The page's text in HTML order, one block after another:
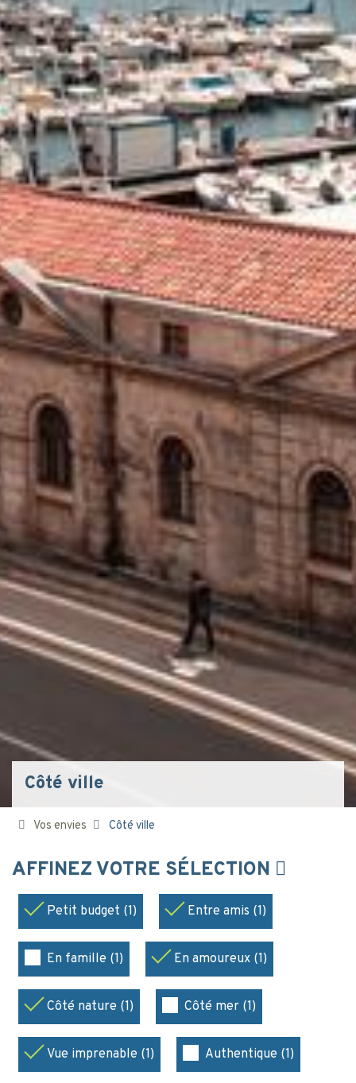
Côté ville
Vos envies Côté ville
AFFINEZ VOTRE SÉLECTION
Petit budget (1) Entre amis (1)
En famille (1) En amoureux (1)
Côté nature (1) Côté mer (1)
Vue imprenable (1) Authentique (1)